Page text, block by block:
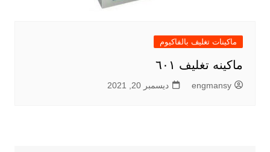
ماكينات تغليف بالفاكيوم
ماكينه تغليف ٦٠١
engmansy ديسمبر 20, 2021